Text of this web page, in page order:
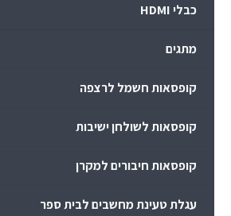
כבלי HDMI
מתגים
קופסאות חשמל לרצפה
קופסאות לשולחן ישיבות
קופסאות חיבורים למקרן
עגלת טעינת מחשבים לבית ספר